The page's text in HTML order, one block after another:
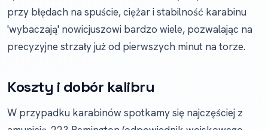
przy błędach na spuście, ciężar i stabilność karabinu
'wybaczają' nowicjuszowi bardzo wiele, pozwalając na
precyzyjne strzały już od pierwszych minut na torze.
Koszty i dobór kalibru
W przypadku karabinów spotkamy się najczęściej z